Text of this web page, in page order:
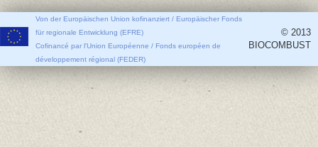
Von der Europäischen Union kofinanziert / Europäischer Fonds
für regionale Entwicklung (EFRE)
Cofinancé par l'Union Européenne / Fonds européen de
développement régional (FEDER)
© 2013
BIOCOMBUST